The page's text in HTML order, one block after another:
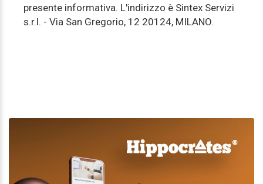
presente informativa. L'indirizzo è Sintex Servizi
s.r.l. - Via San Gregorio, 12 20124, MILANO.